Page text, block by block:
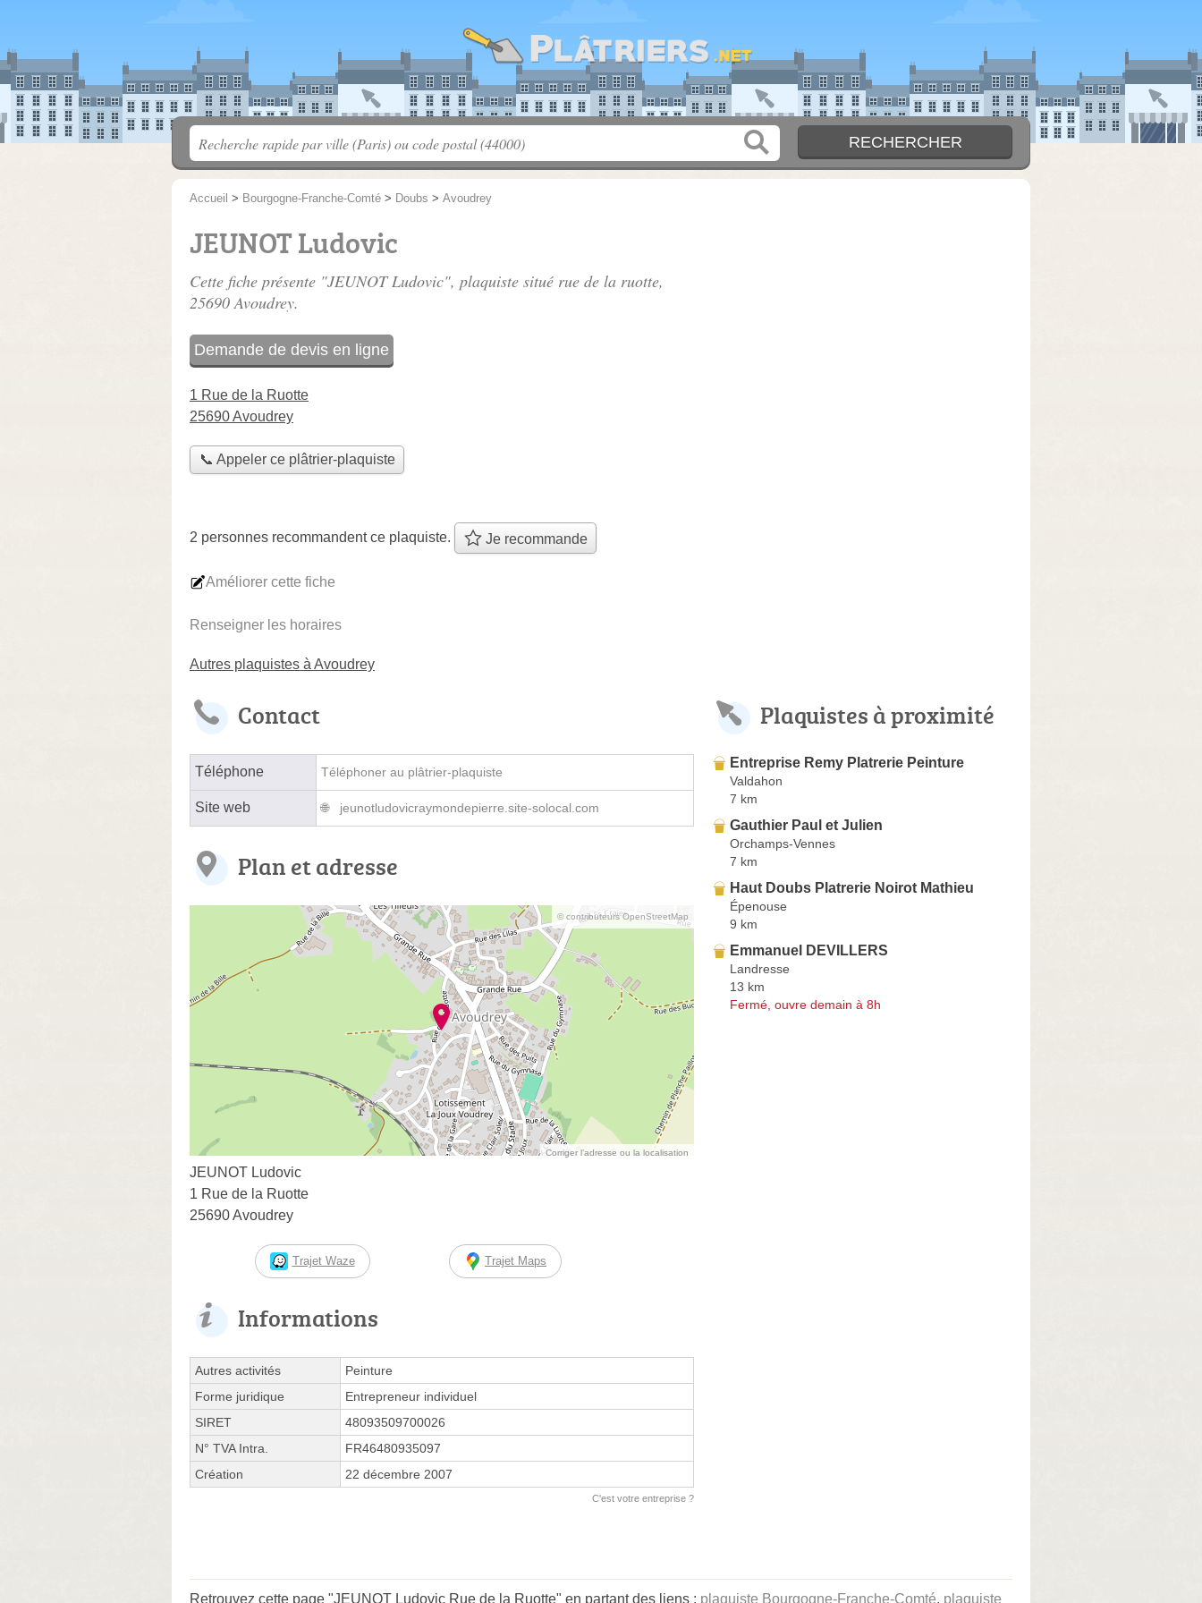
Accueil > Bourgogne-Franche-Comté > Doubs > Avoudrey
JEUNOT Ludovic
Cette fiche présente "JEUNOT Ludovic", plaquiste situé rue de la ruotte,
25690 Avoudrey.
Demande de devis en ligne
1 Rue de la Ruotte
25690 Avoudrey
📞 Appeler ce plâtrier-plaquiste
2 personnes recommandentce plaquiste. Je recommande
Améliorer cette fiche
Renseigner les horaires
Autres plaquistes à Avoudrey
Contact
Téléphone Téléphoner au plâtrier-plaquiste
Site web jeunotludovicraymondepierre.site-solocal.com
Plan et adresse
© contributeurs OpenStreetMap
Corriger l’adresse ou la localisation
JEUNOT Ludovic
1 Rue de la Ruotte
25690 Avoudrey
Trajet Waze Trajet Maps
Informations
Autres activités
Peinture
Forme juridique
Entrepreneur individuel
SIRET
48093509700026
N° TVA Intra.
FR46480935097
Création
22 décembre 2007
C'est votre entreprise ?
Plaquistes à proximité
Entreprise Remy Platrerie Peinture
Valdahon
7 km
Gauthier Paul et Julien
Orchamps-Vennes
7 km
Haut Doubs Platrerie Noirot Mathieu
Épenouse
9 km
Emmanuel DEVILLERS
Landresse
13 km
Fermé, ouvre demain à 8h
Retrouvez cette page "JEUNOT Ludovic Rue de la Ruotte" en partant des liens : plaquiste Bourgogne-Franche-Comté, plaquiste